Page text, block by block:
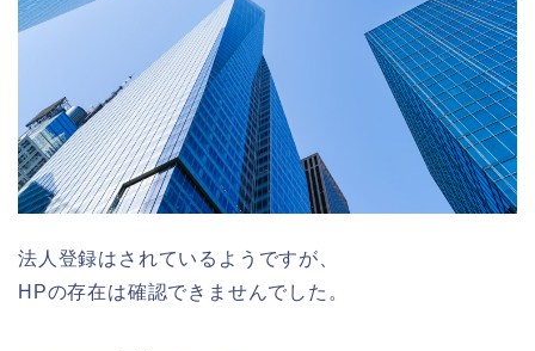
法人登録はされているようですが、
HPの存在は確認できませんでした。